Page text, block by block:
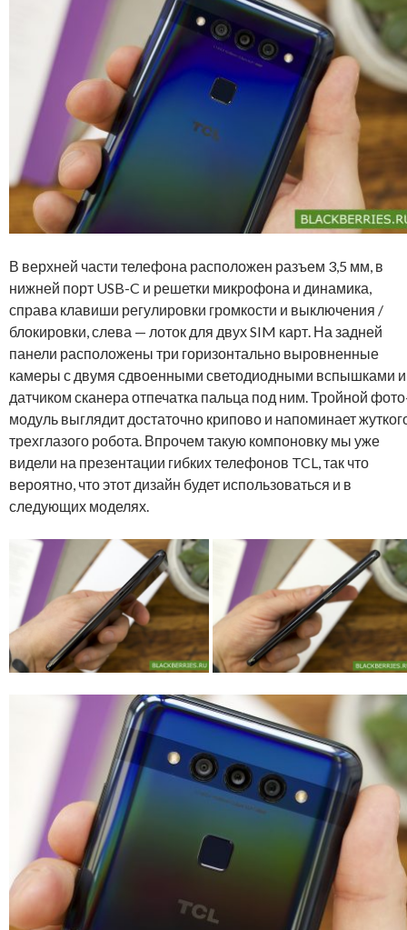
В верхней части телефона расположен разъем 3,5 мм, в
нижней порт USB-C и решетки микрофона и динамика,
справа клавиши регулировки громкости и выключения /
блокировки, слева — лоток для двух SIM карт. На задней
панели расположены три горизонтально выровненные
камеры с двумя сдвоенными светодиодными вспышками и
датчиком сканера отпечатка пальца под ним. Тройной
модуль выглядит достаточно крипово и напоминает
трехглазого робота. Впрочем такую компоновку мы уже
видели на презентации гибких телефонов TCL, так что
вероятно, что этот дизайн будет использоваться и в
следующих моделях.